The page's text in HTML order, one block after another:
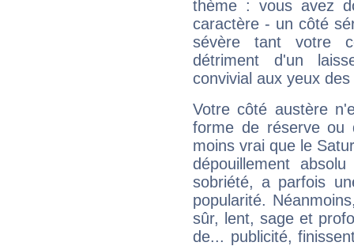
thème : vous avez
caractère - un côté
sévère tant votre
détriment d'un
convivial aux yeux
Votre côté austère
forme de réserve
moins vrai que le
dépouillement
sobriété, a parfois
popularité.
sûr, lent, sage et
de... publicité,